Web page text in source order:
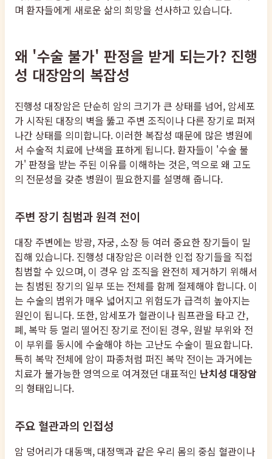
며 환자들에게 새로운 삶의 희망을 선사하고 있습니다.
왜 '수술 불가' 판정을 받게 되는가? 진행
성 대장암의 복잡성
진행성 대장암은 단순히 암의 크기가 큰 상태를 넘어, 암세포
가 시작된 대장의 벽을 뚫고 주변 조직이나 다른 장기로 퍼져
나간 상태를 의미합니다. 이러한 복잡성 때문에 많은 병원에
서 수술적 치료에 난색을 표하게 됩니다. 환자들이 '수술 불
가' 판정을 받는 주된 이유를 이해하는 것은, 역으로 왜 고도
의 전문성을 갖춘 병원이 필요한지를 설명해 줍니다.
주변 장기 침범과 원격 전이
대장 주변에는 방광, 자궁, 소장 등 여러 중요한 장기들이 밀
집해 있습니다. 진행성 대장암은 이러한 인접 장기들을 직접
침범할 수 있으며, 이 경우 암 조직을 완전히 제거하기 위해서
는 침범된 장기의 일부 또는 전체를 함께 절제해야 합니다. 이
는 수술의 범위가 매우 넓어지고 위험도가 급격히 높아지는
원인이 됩니다. 또한, 암세포가 혈관이나 림프관을 타고 간,
폐, 복막 등 멀리 떨어진 장기로 전이된 경우, 원발 부위와 전
이 부위를 동시에 수술해야 하는 고난도 수술이 필요합니다.
특히 복막 전체에 암이 파종처럼 퍼진 복막 전이는 과거에는
치료가 불가능한 영역으로 여겨졌던 대표적인 난치성 대장암
의 형태입니다.
주요 혈관과의 인접성
암 덩어리가 대동맥, 대정맥과 같은 우리 몸의 중심 혈관이나